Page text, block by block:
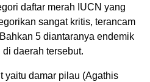
daftar merah IUCN yang
sangat kritis, terancam
5 diantaranya endemik
daerah tersebut.
yaitu damar pilau (Agathis